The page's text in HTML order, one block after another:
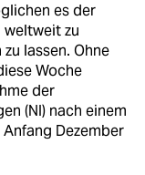
es der
zu
lassen. Ohne
Woche
der
(NI) nach einem
Dezember